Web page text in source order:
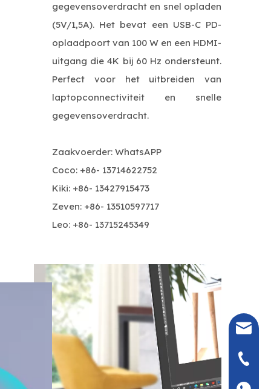
gegevensoverdracht en snel opladen
(5V/1,5A). Het bevat een USB-C PD-
oplaadpoort van 100 W en een HDMI-
uitgang die 4K bij 60 Hz ondersteunt.
Perfect voor het uitbreiden van
laptopconnectiviteit en snelle
gegevensoverdracht.
Zaakvoerder: WhatsAPP
Coco: +86- 13714622752
Kiki: +86- 13427915473
Zeven: +86- 13510597717
Leo: +86- 13715245349
+86-